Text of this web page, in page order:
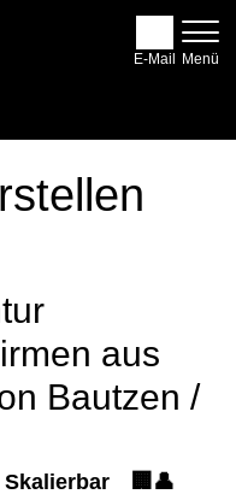
aus
Bautzen /
Skalierbar
🏢👤